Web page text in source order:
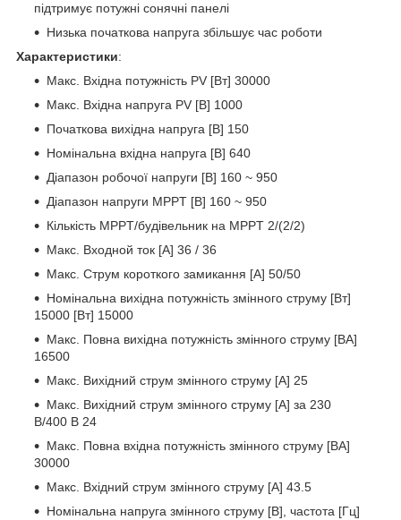
підтримує потужні сонячні панелі
Низька початкова напруга збільшує час роботи
Характеристики:
Макс. Вхідна потужність PV [Вт] 30000
Макс. Вхідна напруга PV [В] 1000
Початкова вихідна напруга [В] 150
Номінальна вхідна напруга [В] 640
Діапазон робочої напруги [В] 160 ~ 950
Діапазон напруги MPPT [В] 160 ~ 950
Кількість MPPT/будівельник на MPPT 2/(2/2)
Макс. Входной ток [A] 36 / 36
Макс. Струм короткого замикання [A] 50/50
Номінальна вихідна потужність змінного струму [Вт]
15000 [Вт] 15000
Макс. Повна вихідна потужність змінного струму [ВА]
16500
Макс. Вихідний струм змінного струму [A] 25
Макс. Вихідний струм змінного струму [A] за 230
В/400 В 24
Макс. Повна вхідна потужність змінного струму [ВА]
30000
Макс. Вхідний струм змінного струму [A] 43.5
Номінальна напруга змінного струму [В], частота [Гц]